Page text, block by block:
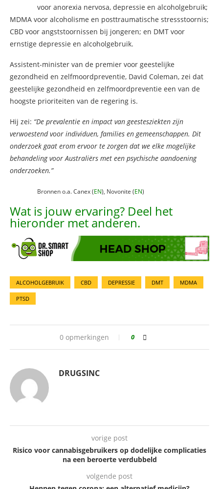
voor anorexia nervosa, depressie en alcoholgebruik;
MDMA voor alcoholisme en posttraumatische stressstoornis;
CBD voor angststoornissen bij jongeren; en DMT voor
ernstige depressie en alcoholgebruik.
Assistent-minister van de premier voor geestelijke
gezondheid en zelfmoordpreventie, David Coleman, zei dat
geestelijke gezondheid en zelfmoordpreventie een van de
hoogste prioriteiten van de regering is.
Hij zei: “De prevalentie en impact van geestesziekten zijn
verwoestend voor individuen, families en gemeenschappen. Dit
onderzoek gaat erom ervoor te zorgen dat we elke mogelijke
behandeling voor Australiërs met een psychische aandoening
onderzoeken.”
Bronnen o.a. Canex (EN), Novonite (EN)
Wat is jouw ervaring? Deel het
hieronder met anderen.
ALCOHOLGEBRUIK CBD DEPRESSIE DMT MDMA
PTSD
0 opmerkingen 0
DRUGSINC
vorige post
Risico voor cannabisgebruikers op dodelijke complicaties
na een beroerte verdubbeld
volgende post